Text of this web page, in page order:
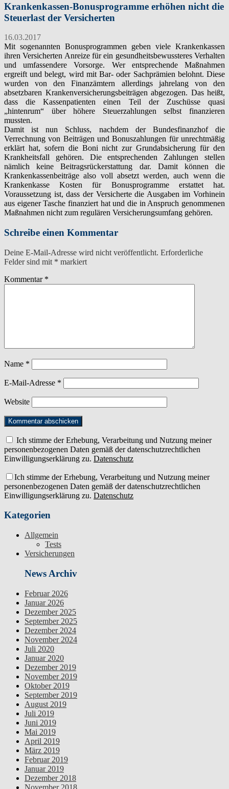
Krankenkassen-Bonusprogramme erhöhen nicht die
Steuerlast der Versicherten
16.03.2017
Mit sogenannten Bonusprogrammen geben viele Krankenkassen
ihren Versicherten Anreize für ein gesundheitsbewussteres Verhalten
und umfassendere Vorsorge. Wer entsprechende Maßnahmen
ergreift und belegt, wird mit Bar- oder Sachprämien belohnt. Diese
wurden von den Finanzämtern allerdings jahrelang von den
absetzbaren Krankenversicherungsbeiträgen abgezogen. Das heißt,
dass die Kassenpatienten einen Teil der Zuschüsse quasi
„hintenrum“ über höhere Steuerzahlungen selbst finanzieren
mussten.
Damit ist nun Schluss, nachdem der Bundesfinanzhof die
Verrechnung von Beiträgen und Bonuszahlungen für unrechtmäßig
erklärt hat, sofern die Boni nicht zur Grundabsicherung für den
Krankheitsfall gehören. Die entsprechenden Zahlungen stellen
nämlich keine Beitragsrückerstattung dar. Damit können die
Krankenkassenbeiträge also voll absetzt werden, auch wenn die
Krankenkasse Kosten für Bonusprogramme erstattet hat.
Voraussetzung ist, dass der Versicherte die Ausgaben im Vorhinein
aus eigener Tasche finanziert hat und die in Anspruch genommenen
Maßnahmen nicht zum regulären Versicherungsumfang gehören.
Schreibe einen Kommentar
Deine E-Mail-Adresse wird nicht veröffentlicht. Erforderliche
Felder sind mit * markiert
Kommentar *
Name *
E-Mail-Adresse *
Website
Ich stimme der Erhebung, Verarbeitung und Nutzung meiner
personenbezogenen Daten gemäß der datenschutzrechtlichen
Einwilligungserklärung zu. Datenschutz
Ich stimme der Erhebung, Verarbeitung und Nutzung meiner
personenbezogenen Daten gemäß der datenschutzrechtlichen
Einwilligungserklärung zu. Datenschutz
Kategorien
Allgemein
Tests
Versicherungen
News Archiv
Februar 2026
Januar 2026
Dezember 2025
September 2025
Dezember 2024
November 2024
Juli 2020
Januar 2020
Dezember 2019
November 2019
Oktober 2019
September 2019
August 2019
Juli 2019
Juni 2019
Mai 2019
April 2019
März 2019
Februar 2019
Januar 2019
Dezember 2018
November 2018